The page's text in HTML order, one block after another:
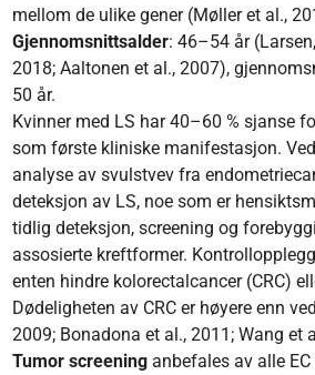
mellom de ulike gener (Møller et al.,
Gjennomsnittsalder: 46–54 år
2018; Aaltonen et al., 2007),
50 år.
Kvinner med LS har 40–60 % sjanse
som første kliniske manifestasjon.
analyse av svulstvev fra
deteksjon av LS, noe som er
tidlig deteksjon, screening og
assosierte kreftformer.
enten hindre kolorectalcancer (CRC)
Dødeligheten av CRC er høyere enn
2009; Bonadona et al., 2011; Wang et
Tumor screening anbefales av alle